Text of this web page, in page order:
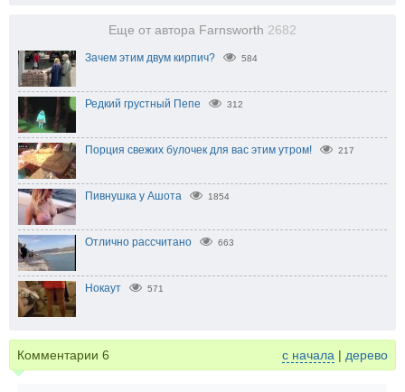
Еще от автора Farnsworth 2682
Зачем этим двум кирпич? 584
Редкий грустный Пепе 312
Порция свежих булочек для вас этим утром! 217
Пивнушка у Ашота 1854
Отлично рассчитано 663
Нокаут 571
Комментарии 6 с начала | дерево